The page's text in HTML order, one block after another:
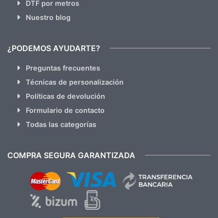
DTF por metros
Nuestro blog
¿PODEMOS AYUDARTE?
Preguntas frecuentes
Técnicas de personalización
Políticas de devolución
Formulario de contacto
Todas las categorías
COMPRA SEGURA GARANTIZADA